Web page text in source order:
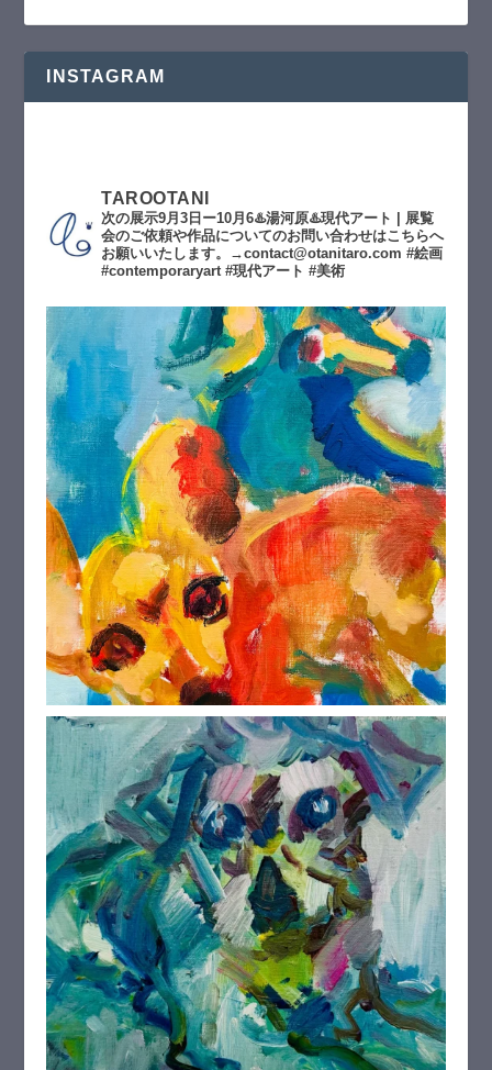
INSTAGRAM
TAROOTANI
次の展示9月3日ー10月6♨️湯河原♨️現代アート | 展覧
会のご依頼や作品についてのお問い合わせはこちらへ
お願いいたします。→contact@otanitaro.com #絵画
#contemporaryart #現代アート #美術